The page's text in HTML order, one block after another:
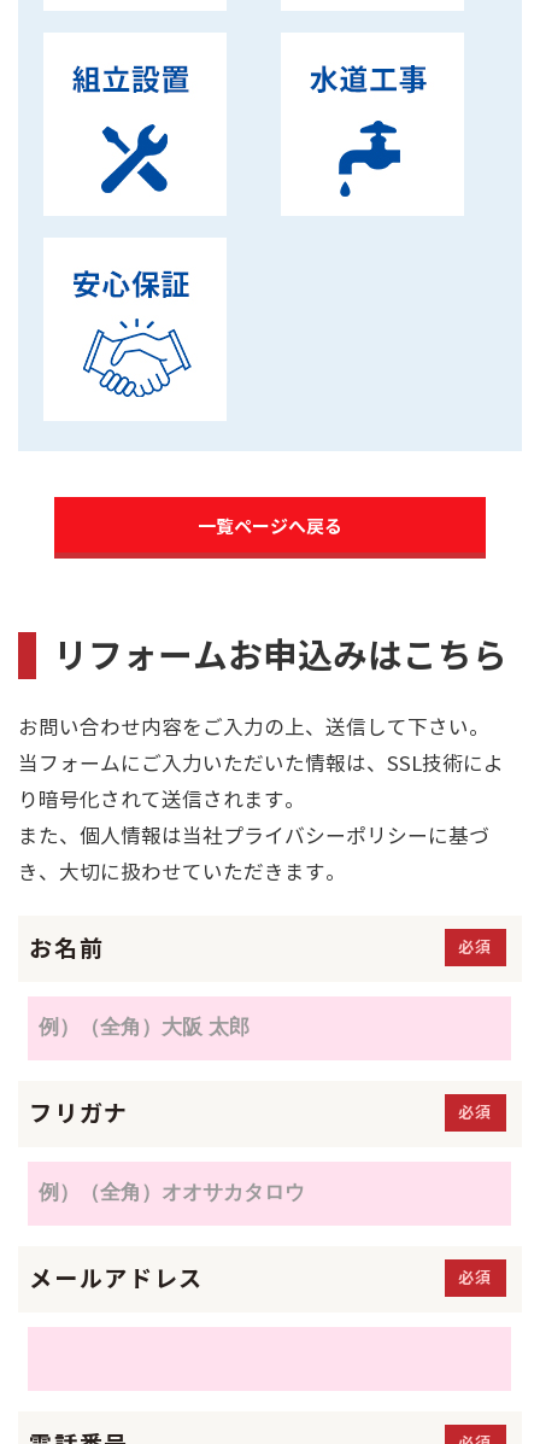
一覧ページへ戻る
リフォームお申込みはこちら
お問い合わせ内容をご入力の上、送信して下さい。
当フォームにご入力いただいた情報は、SSL技術によ
り暗号化されて送信されます。
また、個人情報は当社プライバシーポリシーに基づ
き、大切に扱わせていただきます。
お名前 必須
フリガナ 必須
メールアドレス 必須